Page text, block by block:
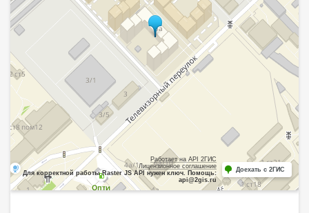
Работает на API 2ГИС
Лицензионное соглашение
Для корректной работы Raster JS API нужен ключ. Помощь:
api@2gis.ru
Доехать с 2ГИС